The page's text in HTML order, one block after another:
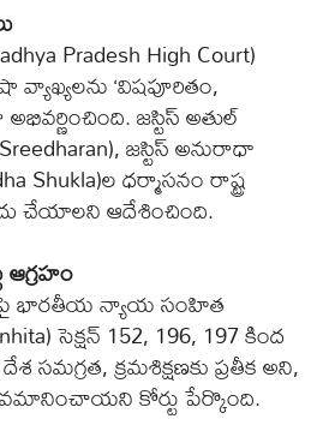
Pradesh High Court)
‘విషపూరితం,
అభివర్ణించింది. జస్టిస్‌ అతుల్‌
జస్టిస్‌ అనురాధా
Shukla)ల ధర్మాసనం రాష్ట్ర
చేయాలని ఆదేశించింది.
భారతీయ న్యాయ సంహిత
సెక్షన్‌ 152, 196, 197 కింద
సమగ్రత, క్రమశిక్షణకు ప్రతీక అని,
కోర్టు పేర్కొంది.